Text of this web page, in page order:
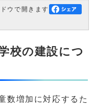
ウで開きます
校の建設につ
数増加に対応するた